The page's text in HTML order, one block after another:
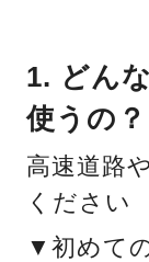
1. どん
使うの？
高速道路
ください
▼初めて